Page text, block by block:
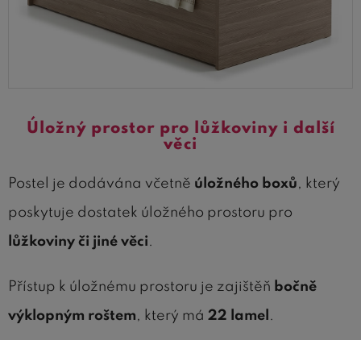
Úložný prostor pro lůžkoviny i další
věci
Postel je dodávána včetně úložného boxů , který
poskytuje dostatek úložného prostoru pro
lůžkoviny či jiné věci
Přístup k úložnému prostoru je zajištěň bočně
výklopným roštem, který má 22 lamel .